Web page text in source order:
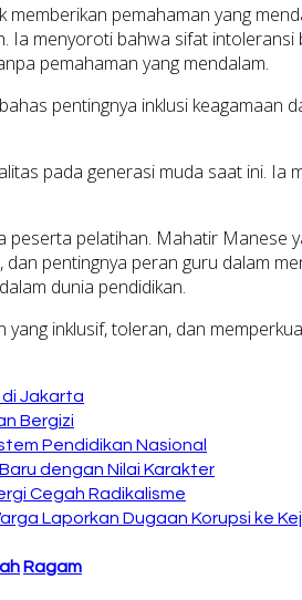
pemahaman yang
menyoroti bahwa sifat
pemahaman yang mendalam.
pentingnya inklusi keagamaan
pada generasi muda saat ini.
pelatihan. Mahatir
pentingnya peran guru dalam
dunia pendidikan.
inklusif, toleran, dan
di Jakarta
Bergizi
Pendidikan Nasional
dengan Nilai Karakter
Cegah Radikalisme
Laporkan Dugaan Korupsi ke
Ragam